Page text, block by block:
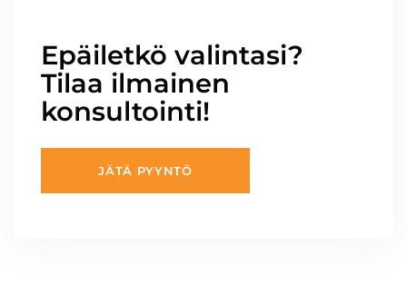
Epäiletkö valintasi?
Tilaa ilmainen
konsultointi!
JÄTÄ PYYNTÖ